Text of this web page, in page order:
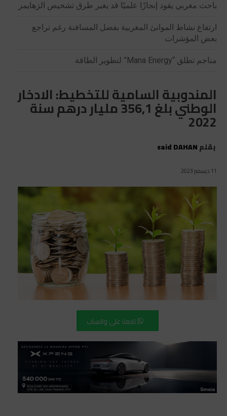
باحث مغربي يقود إنجازًا علميًا قد يغير طرق تشخيص الزهايمر
ارتفاع نشاط الموانئ المغربية بفضل المسافنة رغم تراجع
بعض المؤشرات
مناجم تطلق “Mana Energy” لتطوير الطاقة
المندوبية السامية للتخطيط: الادخار
الوطني بلغ 356,1 مليار درهم سنة
2022
بقلمsaid DAHAN
11 ديسمبر 2023
تابعنا على واتساب